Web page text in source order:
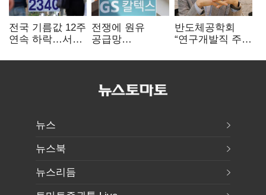
전국 기름값 12주
연속 하락…서울
전쟁에 원유
공급망
정유, 에너지안보
반도체공학회
“연구개발직 주
개선해야”
뉴스
뉴스북
뉴스리듬